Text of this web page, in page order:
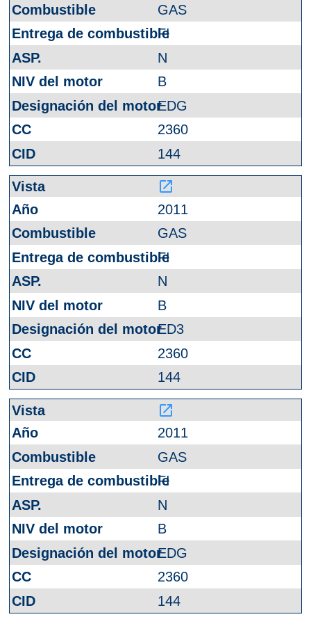
GAS
FI
N
B
EDG
2360
144
launch
2011
GAS
FI
N
B
ED3
2360
144
launch
2011
GAS
FI
N
B
EDG
2360
144